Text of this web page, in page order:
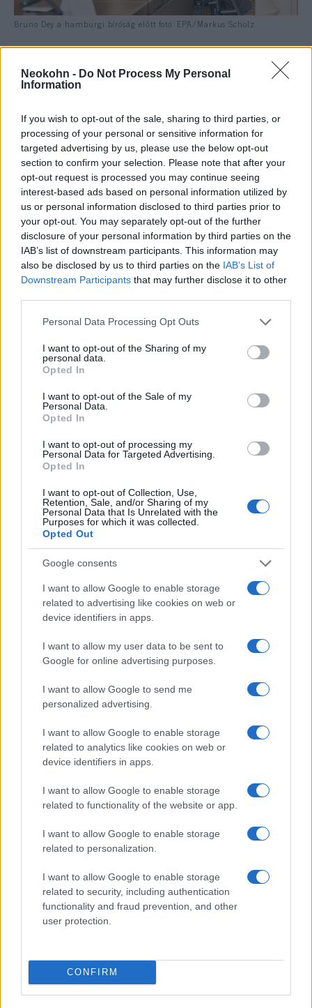
Neokohn - Do Not Process My Personal
Information
If you wish to opt-out of the sale, sharing to third parties, or
processing of your personal or sensitive information for
targeted advertising by us, please use the below opt-out
section to confirm your selection. Please note that after your
opt-out request is processed you may continue seeing
interest-based ads based on personal information utilized by
us or personal information disclosed to third parties prior to
your opt-out. You may separately opt-out of the further
disclosure of your personal information by third parties on the
IAB’s list of downstream participants. This information may
also be disclosed by us to third parties on the IAB’s List of
Downstream Participants that may further disclose it to other
Please note that this website/app uses one or more Google
not limited to your visit or usage behaviour. You may click to
grant or deny consent to Google and its third-party tags to
use your data for below specified purposes in below Google
consent section.
Personal Data Processing Opt Outs
I want to opt-out of the Sharing of my
personal data.
Opted In
I want to opt-out of the Sale of my
Personal Data.
Opted In
I want to opt-out of processing my
Personal Data for Targeted Advertising.
Opted In
I want to opt-out of Collection, Use,
Retention, Sale, and/or Sharing of my
Personal Data that Is Unrelated with the
Purposes for which it was collected.
Opted Out
Google consents
I want to allow Google to enable storage
related to advertising like cookies on web or
device identifiers in apps.
I want to allow my user data to be sent to
Google for online advertising purposes.
I want to allow Google to send me
personalized advertising.
I want to allow Google to enable storage
related to analytics like cookies on web or
device identifiers in apps.
I want to allow Google to enable storage
related to functionality of the website or app.
I want to allow Google to enable storage
related to personalization.
I want to allow Google to enable storage
related to security, including authentication
functionality and fraud prevention, and other
user protection.
CONFIRM
Bruno Dey a hamburgi bíróság előtt fotó: EPA/Markus Scholz
Az ügyészség szerint Bruno Dey bűnös, mert
részese volt a náci gyilkoló gépezetnek.
Az ilyen bírósági eljárásokhoz John Demjanjuk
(Rettegett Iván) volt náci őr 2011-es pere
teremtett precedenst Németországban, ahol
azóta több hasonló per is indult még életben
lévő, egykori náci őrökkel szemben.
Dunin-Wasowicz a bíróságon visszautasította
a vádlott védekezését, miszerint nem volt
választása, ugyanakkor hozzátette, nem tudja
mit tett volna az ő helyében, mert a tábori
őrség alternatívája a harc volt a keleti
fronton.
„Tudta, hogy mi folyik ott. Nem
volt kötelező azt tennie”
— jelentette ki, majd megbocsáthatatlannak
nevezte, hogy Németország ilyen sokáig
késlekedett a volt nácik bíróság elé
állításával.
Dunin-Wasowicz arról is mesélt, milyen volt
megérkezni a koncentrációs táborba. Hosszú
vonatozás után érkezett meg 900
letartóztatott lengyellel. Kívülről először
szép virágágyasok, színes kerítés, tóban
úszkáló hattyúk látványa fogadta őket.
„Paradicsom”, gondolták először, amikor
áthaladtak, de később rájöttek, hogy az a
„halál kapuja”.
Amikor megérkezett, a koncentrációs tábor
megsemmisítő táborrá alakult át, a nácik
tervének részeként, amely a zsidók
Arról is beszélt, hogy emlékszik az emberek
körvonalára a gázkamra előtti sorban.
Belépés előtt levetkőztették őket, majd
foglyok húzták ki a holttesteket a
Amikor a táboron kívül kellett dolgoznia,
látta éhező magyar zsidók tömegét, főleg